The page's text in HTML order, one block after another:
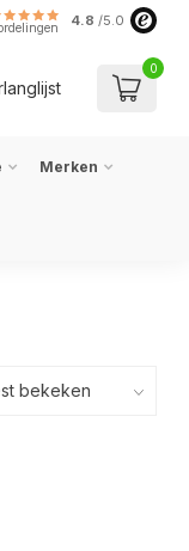
4.8 /5.0
0
Merken